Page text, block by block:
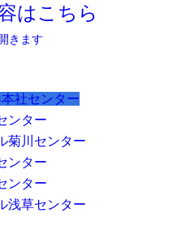
はこちら
きます
社センター
ンター
菊川センター
ンター
ンター
浅草センター